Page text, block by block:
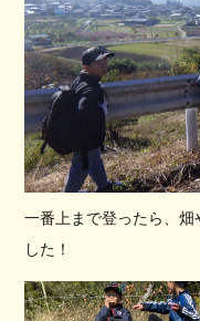
一番上まで登ったら、畑
した！